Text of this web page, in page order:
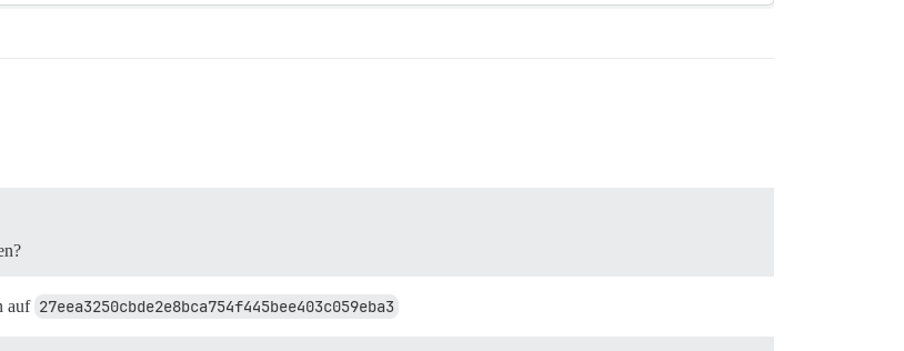
auf 27eea3250cbde2e8bca754f445bee403c059eba3